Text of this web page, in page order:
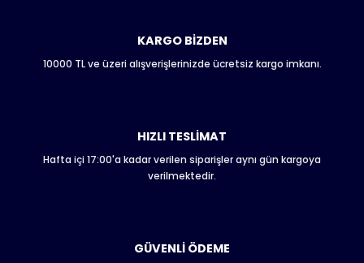
Ürün fiyatı diğer sitelerden daha pahalı.
Bu ürüne benzer farklı alternatifler olmalı.
Gönder
KARGO BİZDEN
10000 TL ve üzeri alışverişlerinizde ücretsiz kargo imkanı.
HIZLI TESLİMAT
Hafta içi 17:00'a kadar verilen siparişler aynı gün kargoya
verilmektedir.
GÜVENLİ ÖDEME